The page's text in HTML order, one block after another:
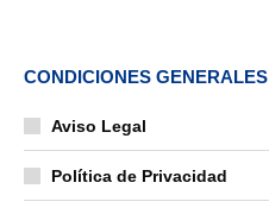
CONDICIONES GENERALES
Aviso Legal
Política de Privacidad